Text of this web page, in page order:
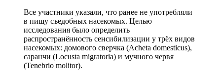
Все участники указали, что ранее не употребляли
в пищу съедобных насекомых. Целью
исследования было определить
распространённость сенсибилизации у трёх видов
насекомых: домового сверчка (Acheta domesticus),
саранчи (Locusta migratoria) и мучного червя
(Tenebrio molitor).